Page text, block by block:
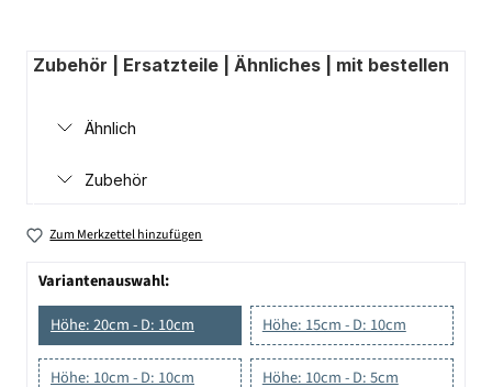
Zubehör | Ersatzteile | Ähnliches | mit bestellen
Ähnlich
Zubehör
Zum Merkzettel hinzufügen
Variantenauswahl:
Höhe: 20cm - D: 10cm
Höhe: 15cm - D: 10cm
Höhe: 10cm - D: 10cm Höhe: 10cm - D: 5cm